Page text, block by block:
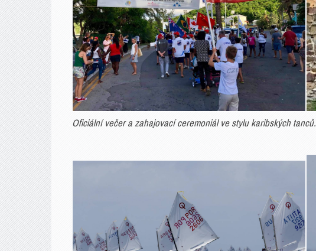
Oficiální večer a zahajovací ceremoniál ve stylu karibských tanců.